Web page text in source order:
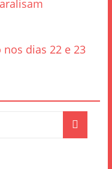
nos dias 22 e 23